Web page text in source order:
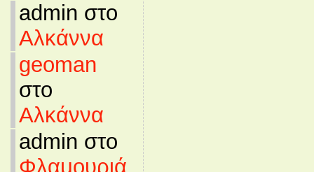
admin στο
Αλκάννα
geoman
στο
Αλκάννα
admin στο
Φλαμουριά